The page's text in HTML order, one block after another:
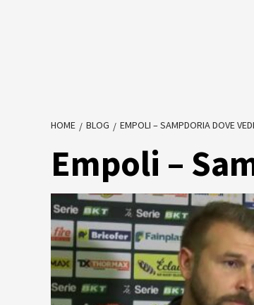
HOME BLOG EMPOLI – SAMPDORIA DOVE
Empoli –